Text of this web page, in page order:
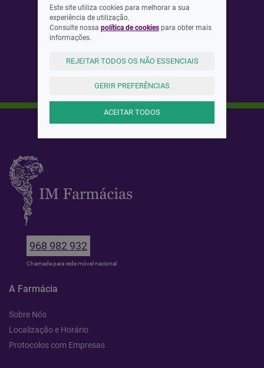
ASSINAR
968 982 932
Chamada para rede móvel nacional
A Farmácia
Sobre Nós
Localização e Horário
Protocolos com Empresas
Este site utiliza cookies para melhorar a sua
experiência de utilização.
Consulte nossa política de cookies para obter mais
informações.
REJEITAR TODOS OS NÃO ESSENCIAIS
GERIR PREFERÊNCIAS
ACEITAR TODOS